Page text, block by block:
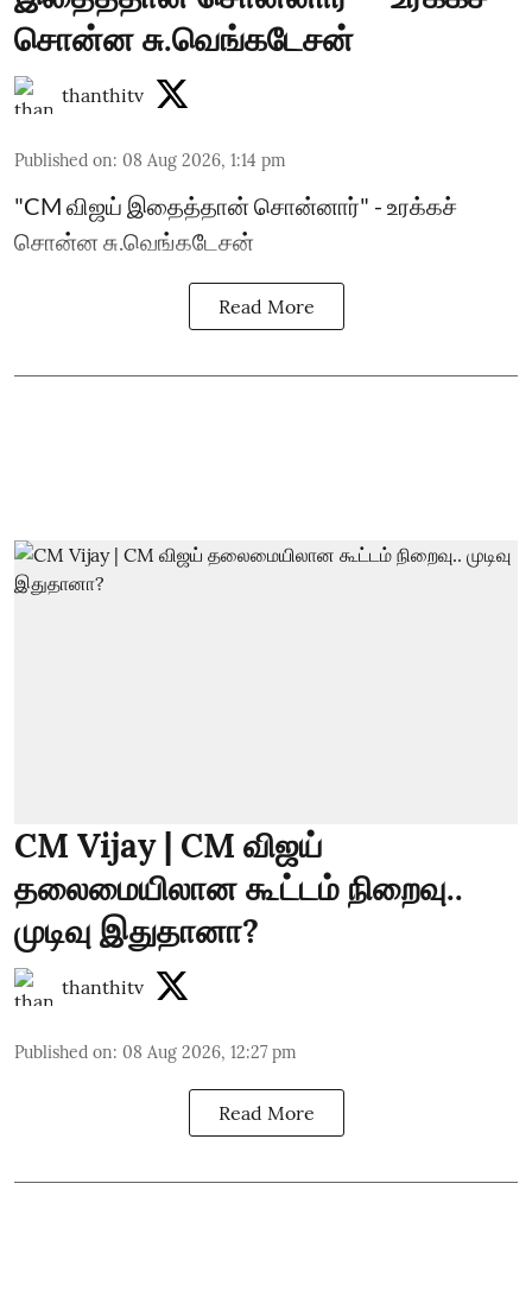
சொன்ன சு.வெங்கடேசன்
thanthitv
Published on: 08 Aug 2026, 1:14 pm
"CM விஜய் இதைத்தான் சொன்னார்" - உரக்கச்
சொன்ன சு.வெங்கடேசன்
Read More
CM Vijay | CM விஜய்
தலைமையிலான கூட்டம் நிறைவு..
முடிவு இதுதானா?
thanthitv
Published on: 08 Aug 2026, 12:27 pm
Read More